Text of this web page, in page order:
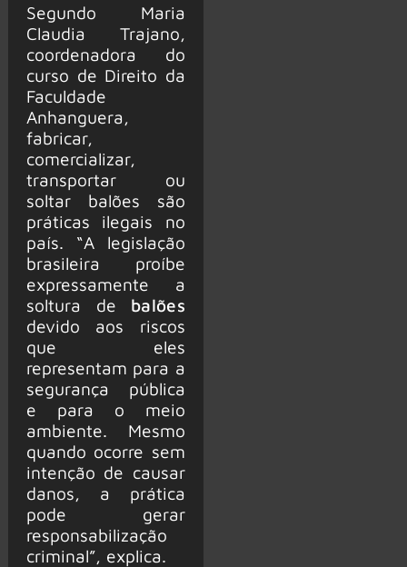
Segundo Maria
Claudia Trajano,
coordenadora do
curso de Direito da
Faculdade
Anhanguera,
fabricar,
comercializar,
transportar ou
soltar balões são
práticas ilegais no
país. “A legislação
brasileira proíbe
expressamente a
soltura de balões
devido aos riscos
que eles
representam para a
segurança pública
e para o meio
ambiente. Mesmo
quando ocorre sem
intenção de causar
danos, a prática
pode gerar
responsabilização
criminal”, explica.